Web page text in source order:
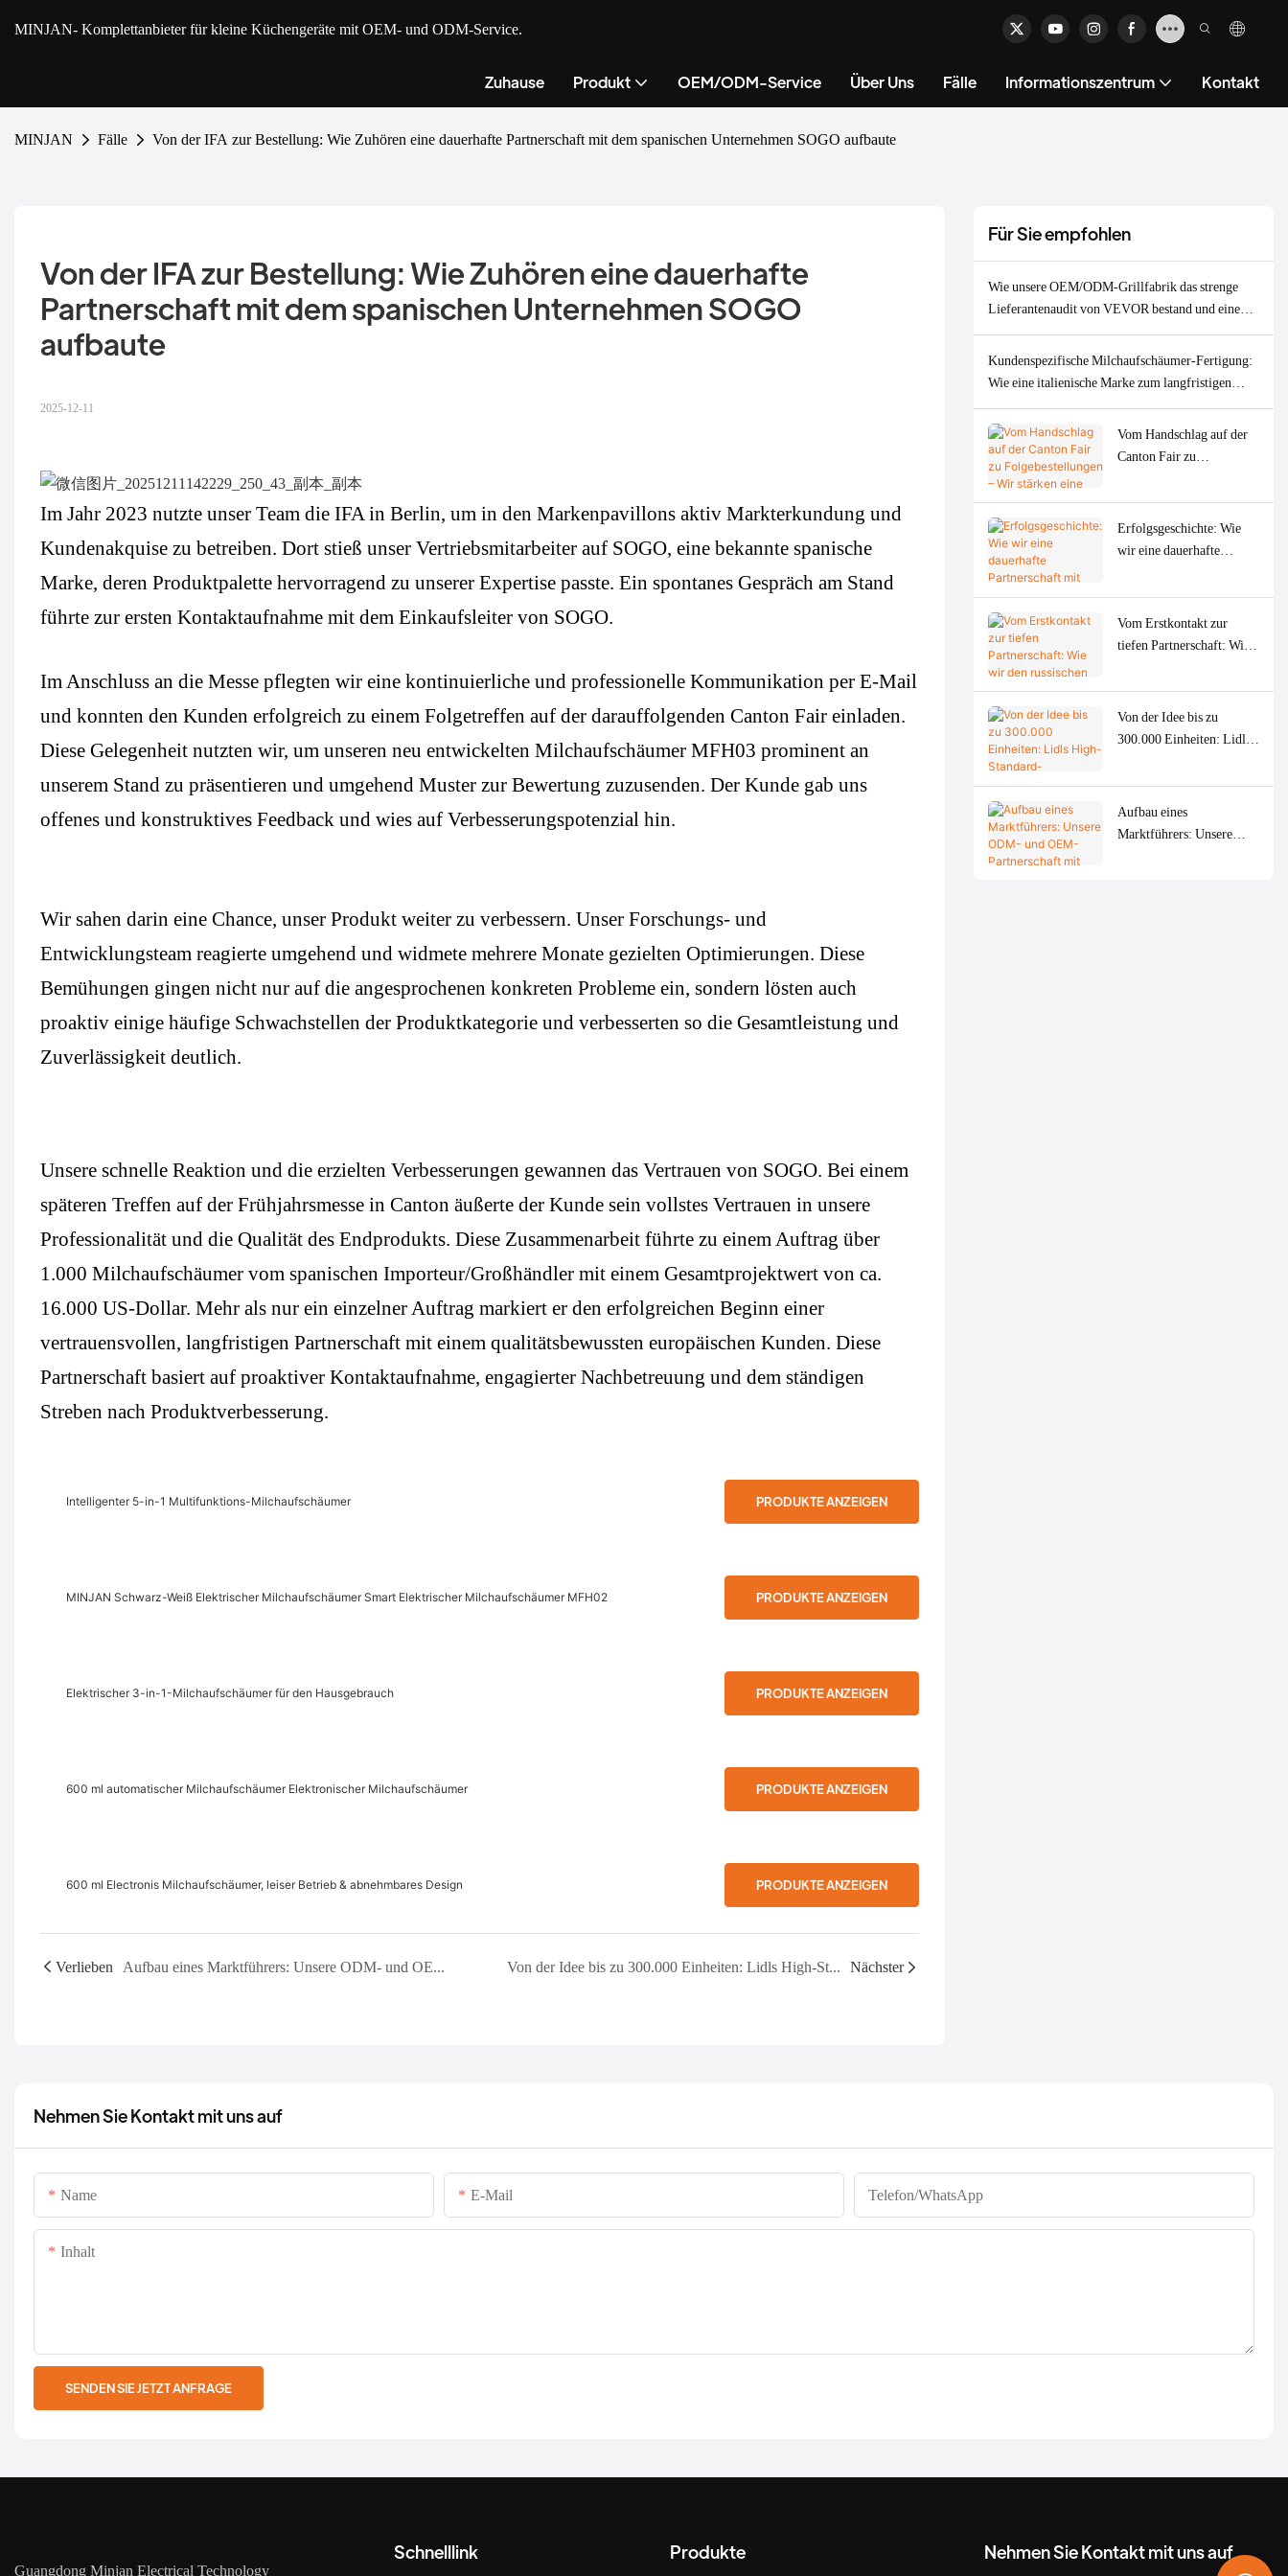
MINJAN- Komplettanbieter für kleine Küchengeräte mit OEM- und ODM-Service.
Zuhause Produkt OEM/ODM-Service Über Uns Fälle Informationszentrum Kontakt
MINJAN Fälle Von der IFA zur Bestellung: Wie Zuhören eine dauerhafte Partnerschaft mit dem spanischen Unternehmen SOGO aufbaute
Von der IFA zur Bestellung: Wie Zuhören eine dauerhafte
Partnerschaft mit dem spanischen Unternehmen SOGO
aufbaute
2025-12-11
Im Jahr 2023 nutzte unser Team die IFA in Berlin, um in den Markenpavillons aktiv Markterkundung und
Kundenakquise zu betreiben. Dort stieß unser Vertriebsmitarbeiter auf SOGO, eine bekannte spanische
Marke, deren Produktpalette hervorragend zu unserer Expertise passte. Ein spontanes Gespräch am Stand
führte zur ersten Kontaktaufnahme mit dem Einkaufsleiter von SOGO.
Im Anschluss an die Messe pflegten wir eine kontinuierliche und professionelle Kommunikation per E-Mail
und konnten den Kunden erfolgreich zu einem Folgetreffen auf der darauffolgenden Canton Fair einladen.
Diese Gelegenheit nutzten wir, um unseren neu entwickelten Milchaufschäumer MFH03 prominent an
unserem Stand zu präsentieren und umgehend Muster zur Bewertung zuzusenden. Der Kunde gab uns
offenes und konstruktives Feedback und wies auf Verbesserungspotenzial hin.
Wir sahen darin eine Chance, unser Produkt weiter zu verbessern. Unser Forschungs- und
Entwicklungsteam reagierte umgehend und widmete mehrere Monate gezielten Optimierungen. Diese
Bemühungen gingen nicht nur auf die angesprochenen konkreten Probleme ein, sondern lösten auch
proaktiv einige häufige Schwachstellen der Produktkategorie und verbesserten so die Gesamtleistung und
Zuverlässigkeit deutlich.
Unsere schnelle Reaktion und die erzielten Verbesserungen gewannen das Vertrauen von SOGO. Bei einem
späteren Treffen auf der Frühjahrsmesse in Canton äußerte der Kunde sein vollstes Vertrauen in unsere
Professionalität und die Qualität des Endprodukts. Diese Zusammenarbeit führte zu einem Auftrag über
1.000 Milchaufschäumer vom spanischen Importeur/Großhändler mit einem Gesamtprojektwert von ca.
16.000 US-Dollar. Mehr als nur ein einzelner Auftrag markiert er den erfolgreichen Beginn einer
vertrauensvollen, langfristigen Partnerschaft mit einem qualitätsbewussten europäischen Kunden. Diese
Partnerschaft basiert auf proaktiver Kontaktaufnahme, engagierter Nachbetreuung und dem ständigen
Streben nach Produktverbesserung.
Intelligenter 5-in-1 Multifunktions-Milchaufschäumer PRODUKTE ANZEIGEN
MINJAN Schwarz-Weiß Elektrischer Milchaufschäumer Smart Elektrischer Milchaufschäumer MFH02 PRODUKTE ANZEIGEN
Elektrischer 3-in-1-Milchaufschäumer für den Hausgebrauch PRODUKTE ANZEIGEN
600 ml automatischer Milchaufschäumer Elektronischer Milchaufschäumer PRODUKTE ANZEIGEN
600 ml Electronis Milchaufschäumer, leiser Betrieb & abnehmbares Design PRODUKTE ANZEIGEN
Verlieben Aufbau eines Marktführers: Unsere ODM- und OEM-Partnerschaft mit BRITANIA in Brasilien Von der Idee bis zu 300.000 Einheiten: Lidls High-Standard-Fleischwolf in Rekordzeit Nächster
Für Sie empfohlen
Wie unsere OEM/ODM-Grillfabrik das strenge
Lieferantenaudit von VEVOR bestand und einen
Kundenspezifische Milchaufschäumer-Fertigung:
Wie eine italienische Marke zum langfristigen
Vom Handschlag auf der
Canton Fair zu
stärken eine argentinische
Marke mit Präzisions-
Fleischwölfen (OEM).
Erfolgsgeschichte: Wie
wir eine dauerhafte
SOKANY aufgebaut
haben
Vom Erstkontakt zur
tiefen Partnerschaft: Wie
mit Professionalität und
Aufrichtigkeit in nur
einem Jahr erobert haben
Von der Idee bis zu
300.000 Einheiten: Lidls
Fleischwolf in Rekordzeit
Aufbau eines
Marktführers: Unsere
Nehmen Sie Kontakt mit uns auf
Name E-Mail Telefon/WhatsApp
Inhalt
SENDEN SIE JETZT ANFRAGE
Guangdong Minjan Electrical Technology
Schnelllink Produkte Nehmen Sie Kontakt mit uns auf